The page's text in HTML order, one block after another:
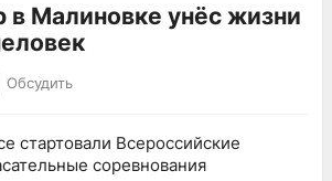
в Малиновке унёс жизни
Обсудить
стартовали Всероссийские
соревнования